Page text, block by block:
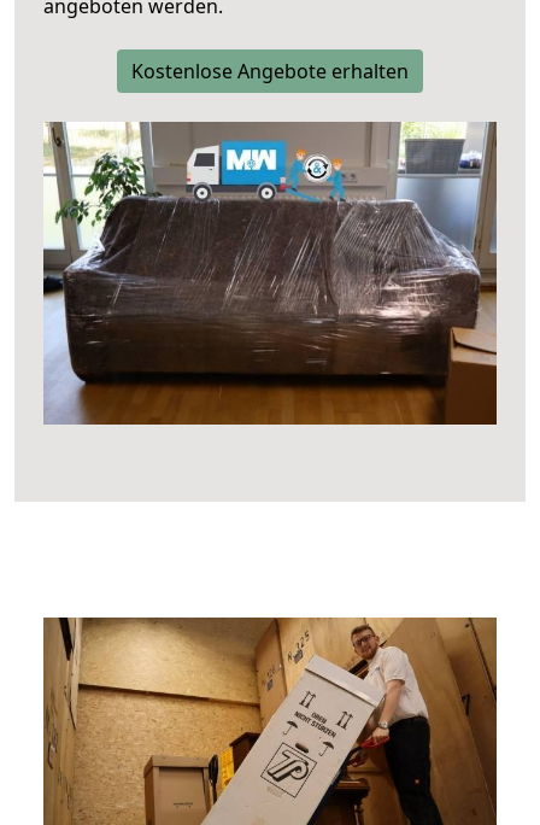
angeboten werden.
Kostenlose Angebote erhalten